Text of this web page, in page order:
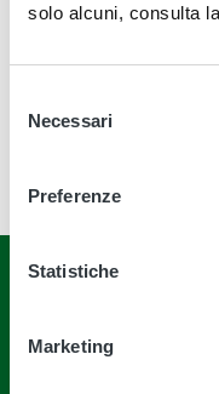
solo alcuni, consulta
delNecessari
Preferenze
Statistiche
Marketing